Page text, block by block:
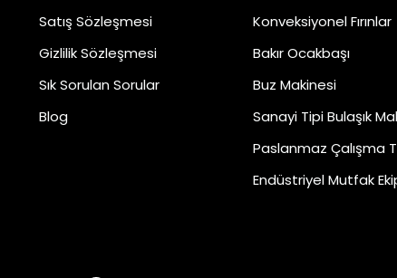
Satış Sözleşmesi
Gizlilik Sözleşmesi
Sık Sorulan Sorular
Blog
Konveksiyonel Fırınlar
Bakır Ocakbaşı
Buz Makinesi
Sanayi Tipi Bulaşık
Paslanmaz Çalışma
Endüstriyel Mutfak